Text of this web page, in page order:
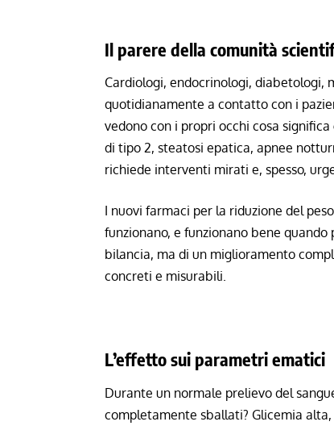
Il parere della comunità
Cardiologi, endocrinologi, diabetologi,
quotidianamente a contatto con i
vedono con i propri occhi cosa
di tipo 2, steatosi epatica, apnee
richiede interventi mirati e, spesso,
I nuovi farmaci per la riduzione del
funzionano, e funzionano bene
bilancia, ma di un miglioramento
concreti e misurabili.
L’effetto sui parametri ematici
Durante un normale prelievo del
completamente sballati? Glicemia